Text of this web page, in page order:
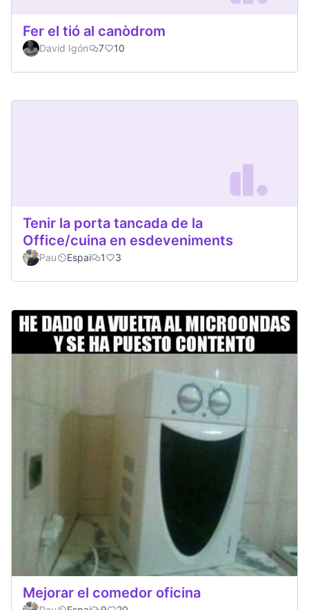
Fer el tió al canòdrom
David Igón 7 10
Tenir la porta tancada de la
Office/cuina en esdeveniments
Pau Espai 1 3
Mejorar el comedor oficina